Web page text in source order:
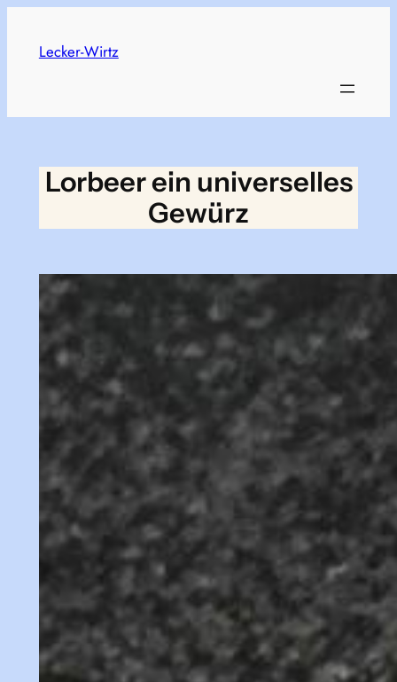
content
Lecker-Wirtz
Lorbeer ein universelles
Gewürz